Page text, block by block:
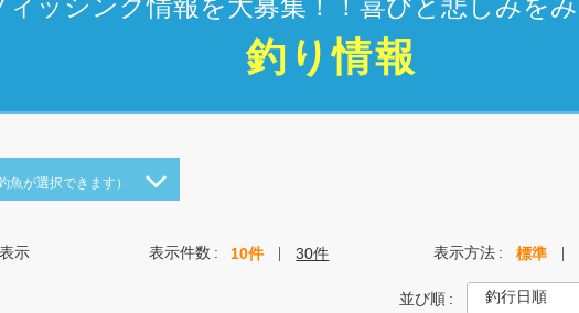
ッシング情報を大募集！！喜びと悲しみを
釣り情報
魚が選択できます）
示 表示件数 10件 30件 表示方法 標準
並び順